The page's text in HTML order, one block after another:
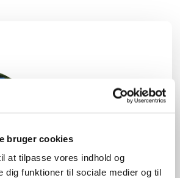
bruger cookies
at tilpasse vores indhold og
dig funktioner til sociale medier og til